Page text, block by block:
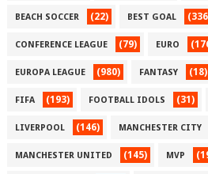
BEACH SOCCER (22) BEST GOAL
CONFERENCE LEAGUE (79) EURO
EUROPA LEAGUE (980) FANTASY (18)
FIFA (193) FOOTBALL IDOLS (31)
LIVERPOOL (146) MANCHESTER CITY
MANCHESTER UNITED (145) MVP